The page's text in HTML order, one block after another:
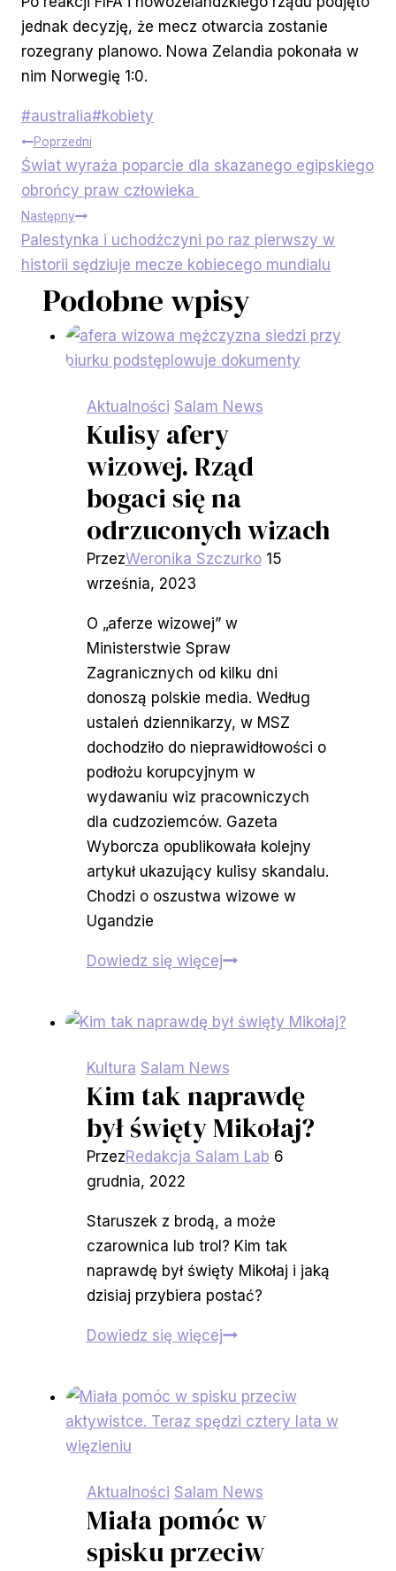
jednak decyzję, że mecz otwarcia zostanie
rozegrany planowo. Nowa Zelandia pokonała w
nim Norwegię 1:0.
Tagi
wpisu:
#australia#kobiety
Nawigacja
wpisu
Poprzedni
Świat wyraża poparcie dla skazanego egipskiego
obrońcy praw człowieka
Następny
Palestynka i uchodźczyni po raz pierwszy w
historii sędziuje mecze kobiecego mundialu
Podobne wpisy
Aktualności Salam News
Kulisy afery
wizowej. Rząd
bogaci się na
odrzuconych wizach
PrzezWeronika Szczurko 15
września, 2023
O „aferze wizowej” w
Ministerstwie Spraw
Zagranicznych od kilku dni
donoszą polskie media. Według
ustaleń dziennikarzy, w MSZ
dochodziło do nieprawidłowości o
podłożu korupcyjnym w
wydawaniu wiz pracowniczych
dla cudzoziemców. Gazeta
Wyborcza opublikowała kolejny
artykuł ukazujący kulisy skandalu.
Chodzi o oszustwa wizowe w
Ugandzie
Dowiedz się więcejKulisy
Rząd
na
odrzuconych
wizach
Kultura Salam News
Kim tak naprawdę
był święty Mikołaj?
PrzezRedakcja Salam Lab 6
grudnia, 2022
Staruszek z brodą, a może
czarownica lub trol? Kim tak
naprawdę był święty Mikołaj i jaką
dzisiaj przybiera postać?
Dowiedz się więcejKim
był
święty
Aktualności Salam News
Miała pomóc w
spisku przeciw